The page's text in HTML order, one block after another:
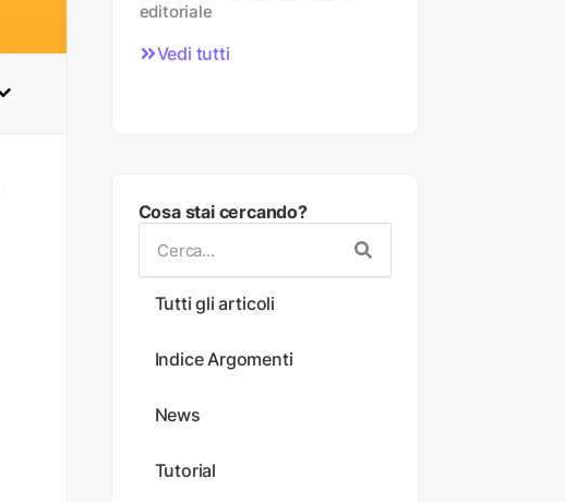
editoriale
Vedi tutti
Cosa stai cercando?
Tutti gli articoli
Indice Argomenti
News
Tutorial